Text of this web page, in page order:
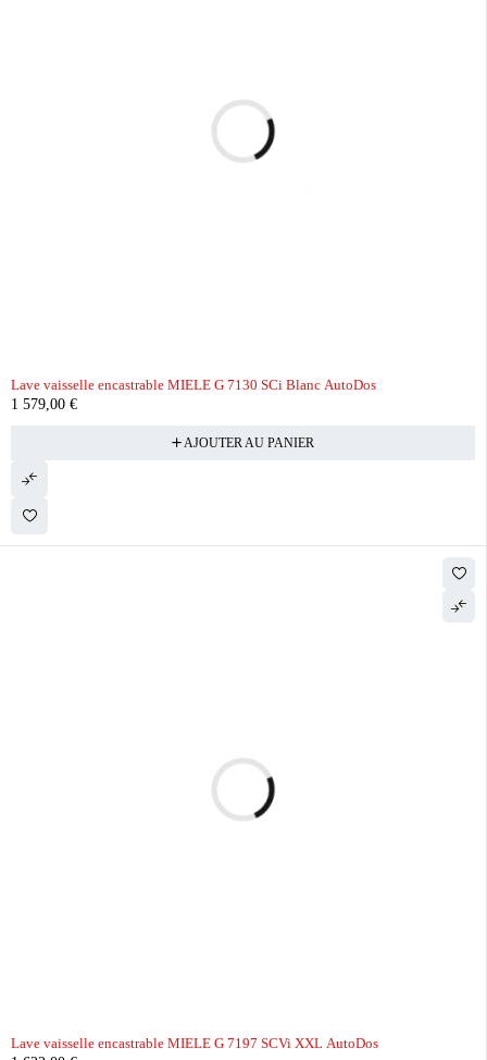
Lave vaisselle encastrable MIELE G 7130 SCi Blanc AutoDos
1 579,00 €
AJOUTER AU PANIER
Lave vaisselle encastrable MIELE G 7197 SCVi XXL AutoDos